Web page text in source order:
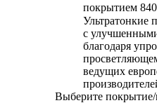
покрытием
Ультратонкие
с
благодаря
ведущих
Выберите покрытие/